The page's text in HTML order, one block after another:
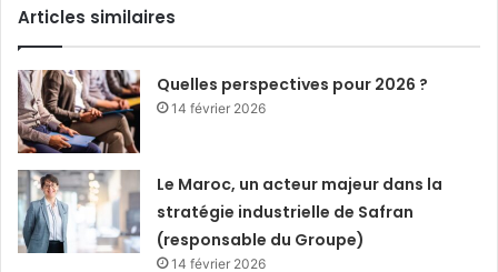
Articles similaires
Quelles perspectives pour 2026 ?
14 février 2026
Le Maroc, un acteur majeur dans la
stratégie industrielle de Safran
(responsable du Groupe)
14 février 2026